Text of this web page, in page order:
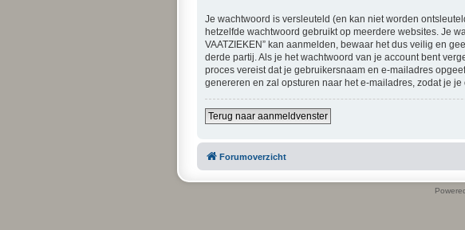
Je wachtwoord is versleuteld (en kan niet worden
hetzelfde wachtwoord gebruikt op meerdere websites. Je
VAATZIEKEN” kan aanmelden, bewaar het dus veilig en
derde partij. Als je het wachtwoord van je account bent
proces vereist dat je gebruikersnaam en e-mailadres
genereren en zal opsturen naar het e-mailadres, zodat je je
Terug naar aanmeldvenster
Forumoverzicht